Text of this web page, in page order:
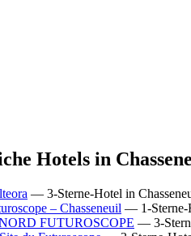
Hotels in
— 3-Sterne-Hotel in
– Chasseneuil — 1-Sterne-
FUTUROSCOPE — 3-